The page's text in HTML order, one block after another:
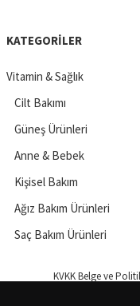
KATEGORILER
Vitamin & Sağlık
Cilt Bakımı
Güneş Ürünleri
Anne & Bebek
Kişisel Bakım
Ağız Bakım Ürünleri
Saç Bakım Ürünleri
KVKK Belge ve